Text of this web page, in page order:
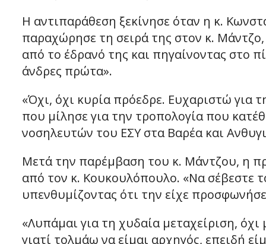
Η αντιπαράθεση ξεκίνησε όταν η κ.
παραχώρησε τη σειρά της στον κ.
από το έδρανό της και πηγαίνοντας στο
άνδρες πρώτα».
«Όχι, όχι κυρία πρόεδρε. Ευχαριστώ για
που μίλησε για την τροπολογία που
νοσηλευτών του ΕΣΥ στα Βαρέα και
Μετά την παρέμβαση του κ. Μάντζου, η
από τον κ. Κουκουλόπουλο. «Να σέβεστε
υπενθυμίζοντας ότι την είχε
«Λυπάμαι για τη χυδαία μεταχείριση,
γιατί τολμάω να είμαι αρχηγός, επειδή